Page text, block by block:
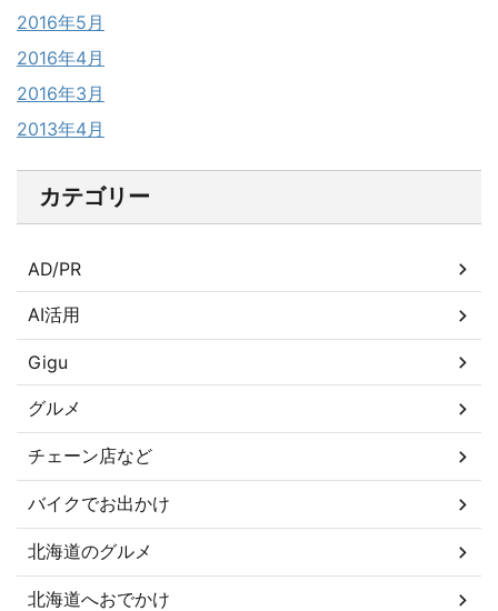
2016年5月
2016年4月
2016年3月
2013年4月
カテゴリー
AD/PR
AI活用
Gigu
グルメ
チェーン店など
バイクでお出かけ
北海道のグルメ
北海道へおでかけ